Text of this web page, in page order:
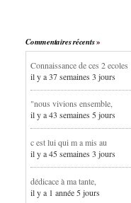
Commentaires récents
Connaissance de ces 2 ecoles
il y a 37 semaines 3 jours
"nous vivions ensemble,
il y a 43 semaines 5 jours
c est lui qui m a mis au
il y a 45 semaines 3 jours
dédicace à ma tante,
il y a 1 année 5 jours